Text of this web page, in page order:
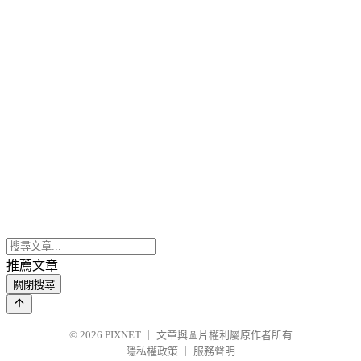
推薦文章
關閉搜尋
© 2026 PIXNET
文章與圖片權利屬原作者所有
隱私權政策
服務聲明